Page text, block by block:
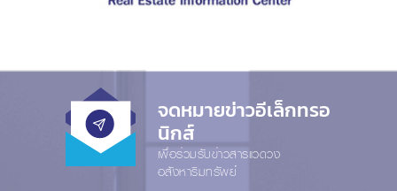
จดหมายข่าวอีเล็กทรอ
นิกส์
เพื่อร่วมรับข่าวสารแวดวง
อสังหาริมทรัพย์